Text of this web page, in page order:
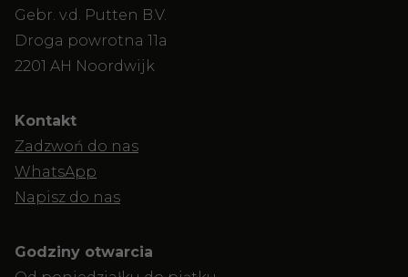
Gebr. v.d. Putten B.V.
Droga powrotna 11a
2201 AH Noordwijk
Kontakt
Zadzwoń do nas
WhatsApp
Napisz do nas
Godziny otwarcia